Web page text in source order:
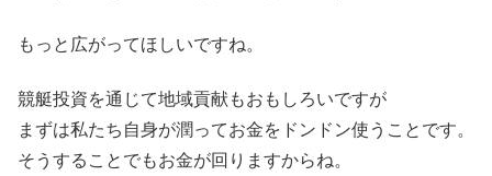
もっと広がってほしいですね。
競艇投資を通じて地域貢献もおもしろいですが
まずは私たち自身が潤ってお金をドンドン使うことです。
そうすることでもお金が回りますからね。